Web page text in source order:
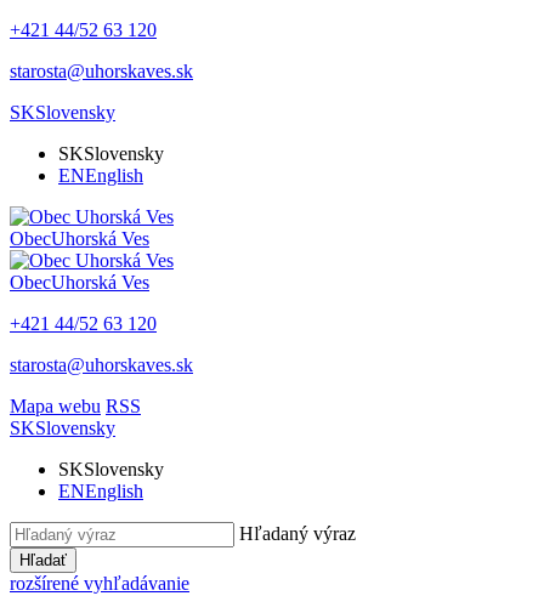
+421 44/52 63 120
starosta@uhorskaves.sk
SKSlovensky
SKSlovensky
ENEnglish
ObecUhorská Ves
ObecUhorská Ves
+421 44/52 63 120
starosta@uhorskaves.sk
Mapa webu RSS
SKSlovensky
SKSlovensky
ENEnglish
Hľadaný výraz
Hľadať
rozšírené vyhľadávanie